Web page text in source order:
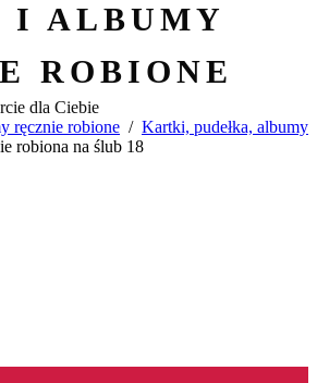
I ALBUMY
ROBIONE
dla Ciebie
ręcznie robione / Kartki, pudełka, albumy
robiona na ślub 18